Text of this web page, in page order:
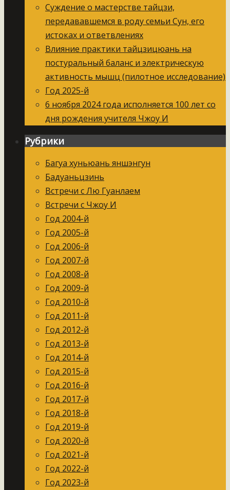
Суждение о мастерстве тайцзи,
передававшемся в роду семьи Сун, его
истоках и ответвлениях
Влияние практики тайцзицюань на
постуральный баланс и электрическую
активность мышц (пилотное исследование)
Год 2025-й
6 ноября 2024 года исполняется 100 лет со
дня рождения учителя Чжоу И
Рубрики
Багуа хуньюань яншэнгун
Бадуаньцзинь
Встречи с Лю Гуанлаем
Встречи с Чжоу И
Год 2004-й
Год 2005-й
Год 2006-й
Год 2007-й
Год 2008-й
Год 2009-й
Год 2010-й
Год 2011-й
Год 2012-й
Год 2013-й
Год 2014-й
Год 2015-й
Год 2016-й
Год 2017-й
Год 2018-й
Год 2019-й
Год 2020-й
Год 2021-й
Год 2022-й
Год 2023-й